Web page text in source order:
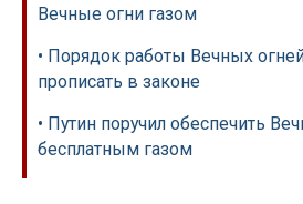
Вечные огни газом
• Порядок работы Вечных
прописать в законе
• Путин поручил обеспечить
бесплатным газом